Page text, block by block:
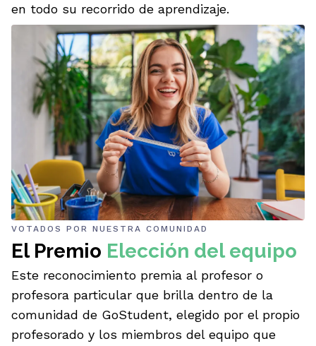
en todo su recorrido de aprendizaje.
VOTADOS POR NUESTRA COMUNIDAD
El Premio Elección del equipo
Este reconocimiento premia al profesor o
profesora particular que brilla dentro de la
comunidad de GoStudent, elegido por el propio
profesorado y los miembros del equipo que